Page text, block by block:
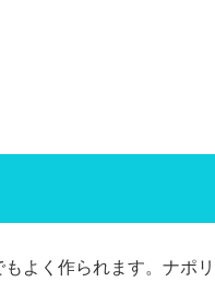
よく作られます。ナポリ